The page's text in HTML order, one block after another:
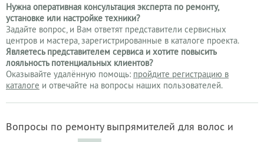
Нужна оперативная консультация эксперта по ремонту,
установке или настройке техники?
Задайте вопрос, и Вам ответят представители сервисных
центров и мастера, зарегистрированные в каталоге проекта.
Являетесь представителем сервиса и хотите повысить
лояльность потенциальных клиентов?
Оказывайте удалённую помощь: пройдите регистрацию в
каталоге и отвечайте на вопросы наших пользователей.
Вопросы по ремонту выпрямителей для волос и